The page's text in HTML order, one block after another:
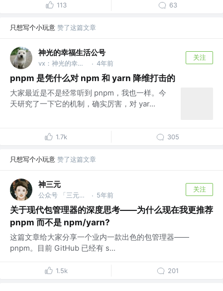
113 63
只想写个小玩意 赞了这篇文章
神光的幸福生活公号
vx：神光的幸福生活 · 4年前
关注
pnpm 是凭什么对 npm 和 yarn 降维打击的
大家最近是不是经常听到 pnpm，我也一样。今
天研究了一下它的机制，确实厉害，对 yar...
1.7k 305
只想写个小玩意 赞了这篇文章
神三元
公众号 「三元同学」 @字节跳动 · 5年前
关注
关于现代包管理器的深度思考——为什么现在我更推荐
pnpm 而不是 npm/yarn?
这篇文章给大家分享一个业内一款出色的包管理器——
pnpm。目前 GitHub 已经有 s...
1.5k 201